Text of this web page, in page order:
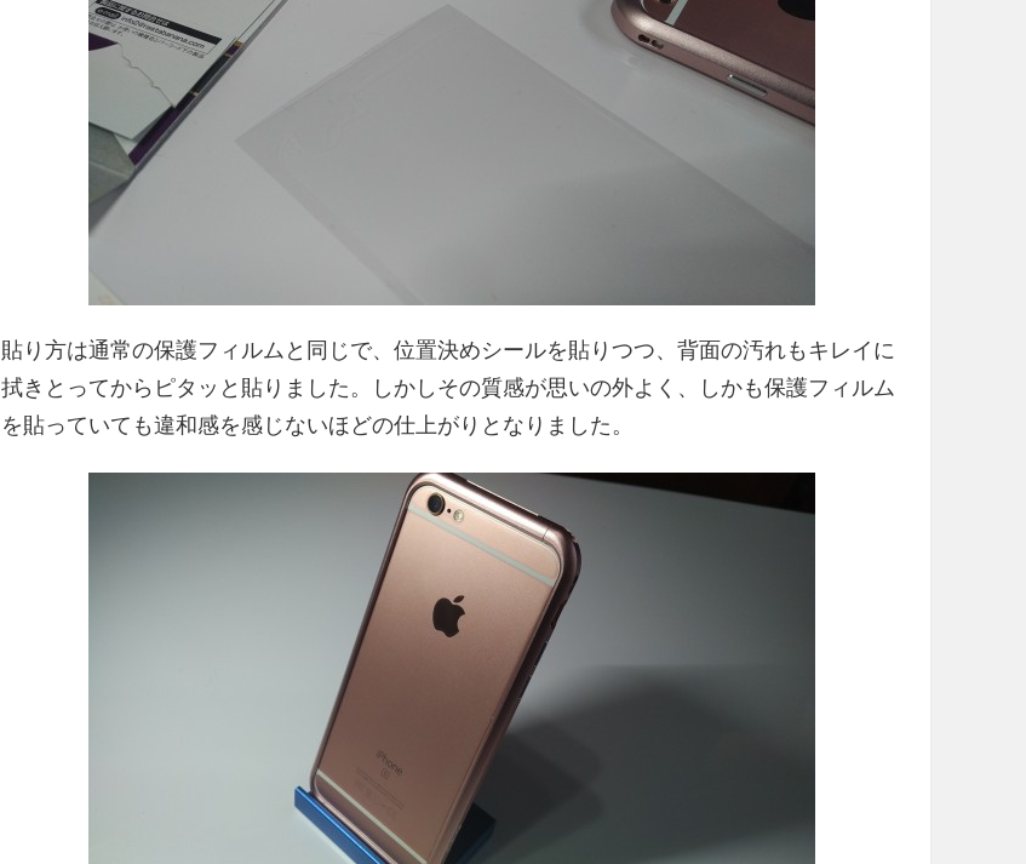
貼り方は通常の保護フィルムと同じで、位置決めシールを貼りつつ、背面の汚れもキレイに
拭きとってからピタッと貼りました。しかしその質感が思いの外よく、しかも保護フィルム
を貼っていても違和感を感じないほどの仕上がりとなりました。